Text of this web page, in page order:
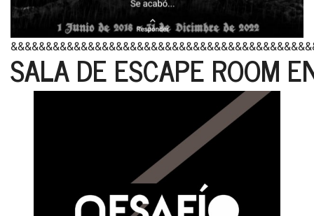
SALA DE ESCAPE ROOM